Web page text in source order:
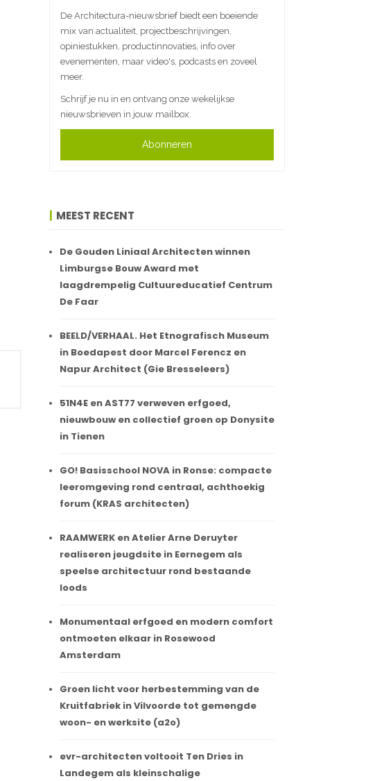
De Architectura-nieuwsbrief biedt een boeiende
mix van actualiteit, projectbeschrijvingen,
opiniestukken, productinnovaties, info over
evenementen, maar video's, podcasts en zoveel
meer.
Schrijf je nu in en ontvang onze wekelijkse
nieuwsbrieven in jouw mailbox.
Abonneren
MEEST RECENT
De Gouden Liniaal Architecten winnen
Limburgse Bouw Award met
laagdrempelig Cultuureducatief Centrum
De Faar
BEELD/VERHAAL. Het Etnografisch Museum
in Boedapest door Marcel Ferencz en
Napur Architect (Gie Bresseleers)
51N4E en AST77 verweven erfgoed,
nieuwbouw en collectief groen op Donysite
in Tienen
GO! Basisschool NOVA in Ronse: compacte
leeromgeving rond centraal, achthoekig
forum (KRAS architecten)
RAAMWERK en Atelier Arne Deruyter
realiseren jeugdsite in Eernegem als
speelse architectuur rond bestaande
loods
Monumentaal erfgoed en modern comfort
ontmoeten elkaar in Rosewood
Amsterdam
Groen licht voor herbestemming van de
Kruitfabriek in Vilvoorde tot gemengde
woon- en werksite (a2o)
evr-architecten voltooit Ten Dries in
Landegem als kleinschalige